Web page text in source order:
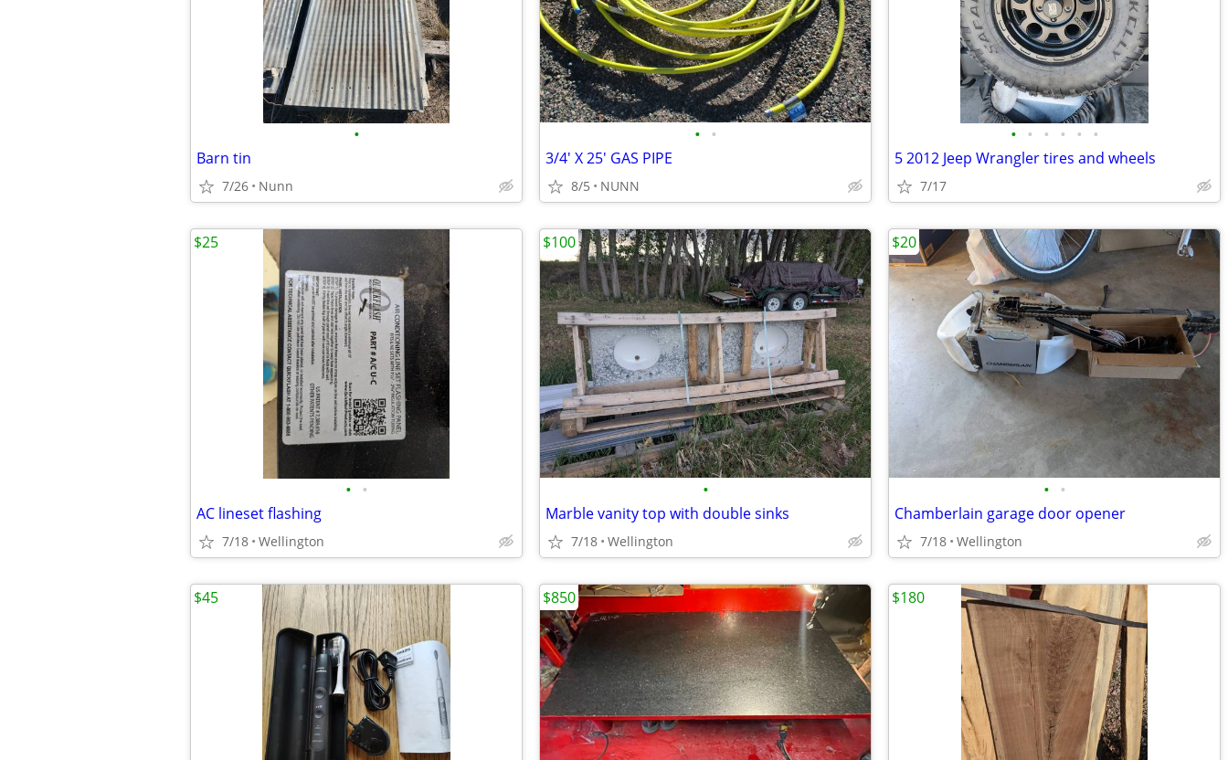
•
Barn tin
7/26 Nunn
• •
3/4' X 25' GAS PIPE
8/5 NUNN
• • • • • •
5 2012 Jeep Wrangler tires and wheels
7/17
• •
AC lineset flashing
7/18 Wellington
$25
•
Marble vanity top with double sinks
7/18 Wellington
$100
• •
Chamberlain garage door opener
7/18 Wellington
$20
$45 $850 $180